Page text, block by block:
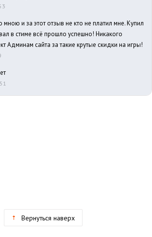
мною и за этот отзыв не кто не платил мне. Купил
в стиме всё прошло успешно! Никакого
Админам сайта за такие крутые скидки на игры!
Вернуться наверх